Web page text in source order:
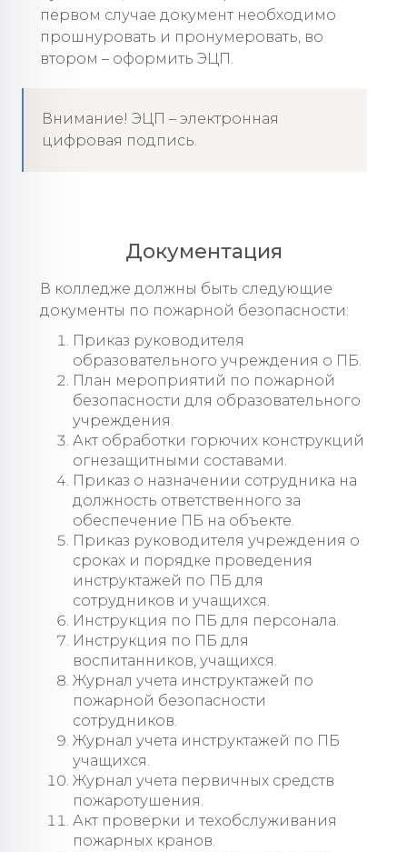
первом случае документ необходимо
прошнуровать и пронумеровать, во
втором – оформить ЭЦП.
Внимание! ЭЦП – электронная
цифровая подпись.
Документация
В колледже должны быть следующие
документы по пожарной безопасности:
Приказ руководителя
образовательного учреждения о ПБ.
План мероприятий по пожарной
безопасности для образовательного
учреждения.
Акт обработки горючих конструкций
огнезащитными составами.
Приказ о назначении сотрудника на
должность ответственного за
обеспечение ПБ на объекте.
Приказ руководителя учреждения о
сроках и порядке проведения
инструктажей по ПБ для
сотрудников и учащихся.
Инструкция по ПБ для персонала.
Инструкция по ПБ для
воспитанников, учащихся.
Журнал учета инструктажей по
пожарной безопасности
сотрудников.
Журнал учета инструктажей по ПБ
учащихся.
Журнал учета первичных средств
пожаротушения.
Акт проверки и техобслуживания
пожарных кранов.